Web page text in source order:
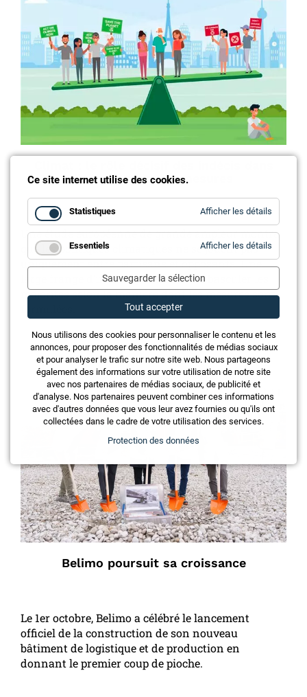
l’acceptation des mesures
Une étude européenne de grande ampleur montre
que les politiques climatiques ne se jouent pas
uniquement entre partisans et opposants. Une
large frange d’indécis pourrait faire basculer les
majorités selon la manière dont les mesures sont
Belimo poursuit sa croissance
Le 1er octobre, Belimo a célébré le lancement
officiel de la construction de son nouveau
bâtiment de logistique et de production en
donnant le premier coup de pioche.
Ce site internet utilise des cookies.
Statistiques Afficher les détails
Essentiels Afficher les détails
Sauvegarder la sélection
Tout accepter
Nous utilisons des cookies pour personnaliser le contenu et les
annonces, pour proposer des fonctionnalités de médias sociaux
et pour analyser le trafic sur notre site web. Nous partageons
également des informations sur votre utilisation de notre site
avec nos partenaires de médias sociaux, de publicité et
d'analyse. Nos partenaires peuvent combiner ces informations
avec d'autres données que vous leur avez fournies ou qu'ils ont
collectées dans le cadre de votre utilisation des services.
Protection des données